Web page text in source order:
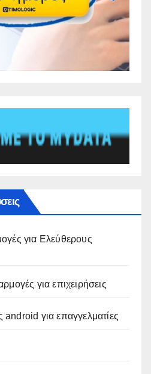
για Ελεύθερους
για επιχειρήσεις
για επαγγελματίες